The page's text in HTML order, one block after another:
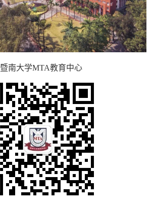
暨南大学MTA教育中心